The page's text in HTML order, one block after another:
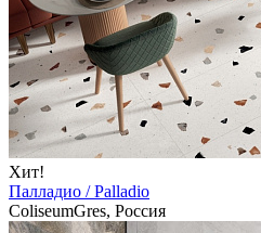
Хит!
Палладио / Palladio
ColiseumGres, Россия